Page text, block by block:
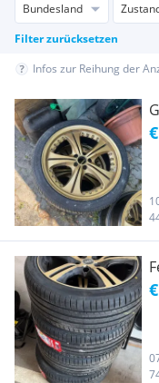
Bundesland
Filter zurücksetzen
Infos zur Reihung der